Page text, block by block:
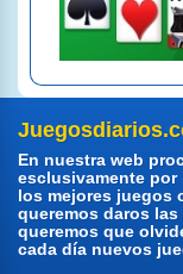
En nuestra web
esclusivamente por
los mejores juegos
queremos daros
queremos que
cada día nuevos